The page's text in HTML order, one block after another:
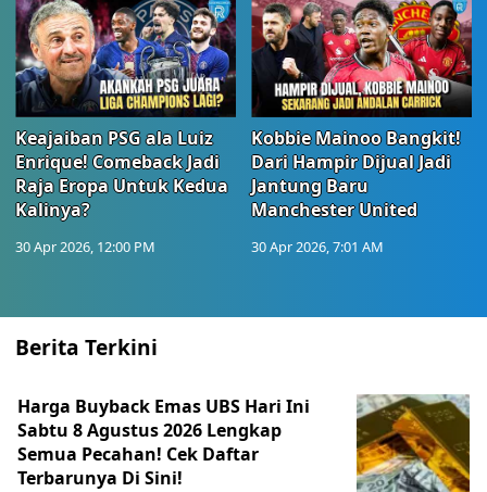
Keajaiban PSG ala Luiz
Enrique! Comeback Jadi
Raja Eropa Untuk Kedua
Kalinya?
30 Apr 2026, 12:00 PM
Kobbie Mainoo Bangkit!
Dari Hampir Dijual Jadi
Jantung Baru
Manchester United
30 Apr 2026, 7:01 AM
Berita Terkini
Harga Buyback Emas UBS Hari Ini
Sabtu 8 Agustus 2026 Lengkap
Semua Pecahan! Cek Daftar
Terbarunya Di Sini!